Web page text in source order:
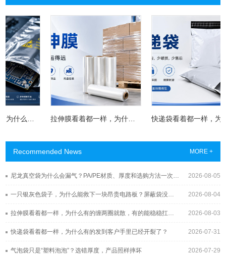
一只银灰色袋子，为什么能救下一块昂贵电路板？屏蔽袋没你想得那么简单 拉伸膜看着都一样，为什么有的缠两圈就散，有的能稳稳扛过长途运输？ 快递袋看着都一样，为什么有的发到客户手里已经开裂了？
Recommended News MORE +
2026-08-05
尼龙真空袋为什么会漏气？PA/PE材质、厚度和选购方法一次讲清
2026-08-04
一只银灰色袋子，为什么能救下一块昂贵电路板？屏蔽袋没你想得那么简单
2026-08-03
拉伸膜看着都一样，为什么有的缠两圈就散，有的能稳稳扛过长途运输？
2026-07-31
快递袋看着都一样，为什么有的发到客户手里已经开裂了？
2026-07-29
气泡袋只是“塑料泡泡”？选错厚度，产品照样摔坏